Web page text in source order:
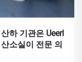
하 기관은 Ueerl
소실이 전문 의